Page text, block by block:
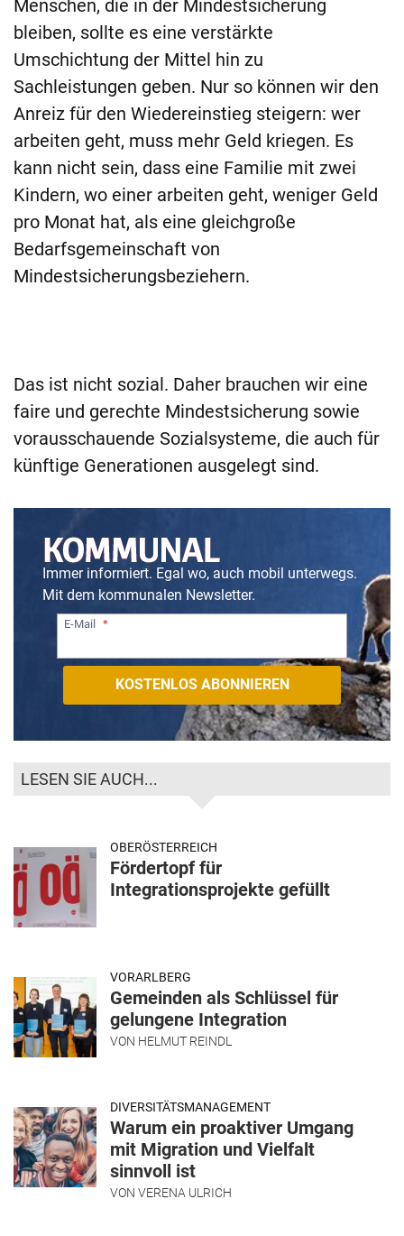
Menschen, die in der Mindestsicherung
bleiben, sollte es eine verstärkte
Umschichtung der Mittel hin zu
Sachleistungen geben. Nur so können wir den
Anreiz für den Wiedereinstieg steigern: wer
arbeiten geht, muss mehr Geld kriegen. Es
kann nicht sein, dass eine Familie mit zwei
Kindern, wo einer arbeiten geht, weniger Geld
pro Monat hat, als eine gleichgroße
Bedarfsgemeinschaft von
Mindestsicherungsbeziehern.
Das ist nicht sozial. Daher brauchen wir eine
faire und gerechte Mindestsicherung sowie
vorausschauende Sozialsysteme, die auch für
künftige Generationen ausgelegt sind.
Immer informiert. Egal wo, auch mobil unterwegs.
Mit dem kommunalen Newsletter.
E-Mail
LESEN SIE AUCH...
OBERÖSTERREICH
Fördertopf für
Integrationsprojekte gefüllt
VORARLBERG
Gemeinden als Schlüssel für
gelungene Integration
VON HELMUT REINDL
DIVERSITÄTSMANAGEMENT
Warum ein proaktiver Umgang
mit Migration und Vielfalt
sinnvoll ist
VON VERENA ULRICH